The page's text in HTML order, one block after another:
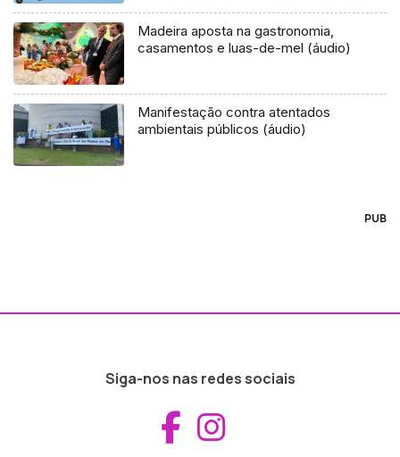
Madeira aposta na gastronomia,
casamentos e luas-de-mel (áudio)
Manifestação contra atentados
ambientais públicos (áudio)
PUB
Siga-nos nas redes sociais
Aceder ao